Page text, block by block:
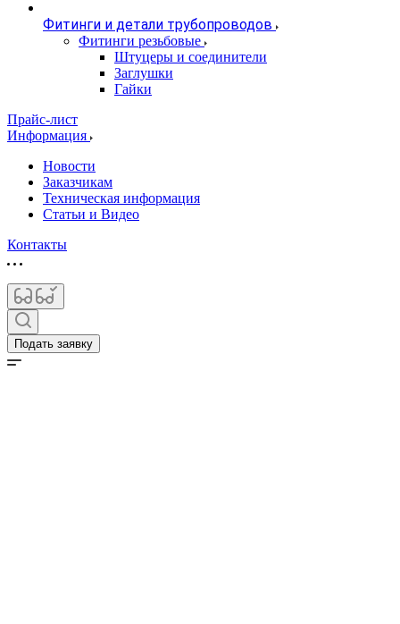
Фитинги и детали трубопроводов
Фитинги резьбовые
Штуцеры и соединители
Заглушки
Гайки
Прайс-лист
Информация
Новости
Заказчикам
Техническая информация
Статьи и Видео
Контакты
Подать заявку